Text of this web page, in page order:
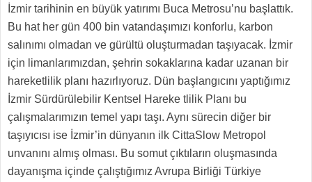
İzmir tarihinin en büyük yatırımı Buca Metrosu’nu başlattık.
Bu hat her gün 400 bin vatandaşımızı konforlu, karbon
salınımı olmadan ve gürültü oluşturmadan taşıyacak. İzmir
için limanlarımızdan, şehrin sokaklarına kadar uzanan bir
hareketlilik planı hazırlıyoruz. Dün başlangıcını yaptığımız
İzmir Sürdürülebilir Kentsel Hareke tlilik Planı bu
çalışmalarımızın temel yapı taşı. Aynı sürecin diğer bir
taşıyıcısı ise İzmir’in dünyanın ilk CittaSlow Metropol
unvanını almış olması. Bu somut çıktıların oluşmasında
dayanışma içinde çalıştığımız Avrupa Birliği Türkiye